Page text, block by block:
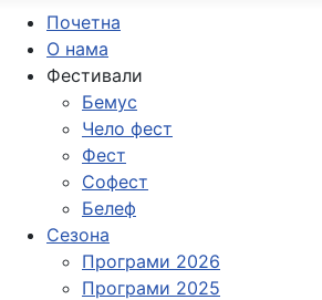
Почетна
О нама
Фестивали
Бемус
Чело фест
Фест
Софест
Белеф
Сезона
Програми 2026
Програми 2025